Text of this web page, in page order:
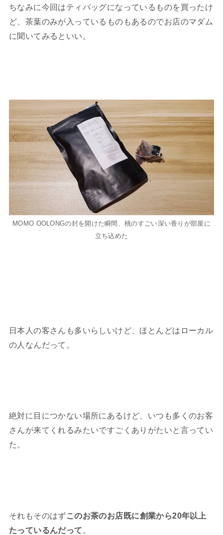
ちなみに今回はティバッグになっているものを買ったけ
ど、茶葉のみが入っているものもあるのでお店のマダム
に聞いてみるといい。
MOMO OOLONGの封を開けた瞬間、桃のすごい深い香りが部屋に
立ち込めた
日本人の客さんも多いらしいけど、ほとんどはローカル
の人なんだって。
絶対に目につかない場所にあるけど、いつも多くのお客
さんが来てくれるみたいですごくありがたいと言ってい
た。
それもそのはずこのお茶のお店既に創業から20年以上
たっているんだって 。